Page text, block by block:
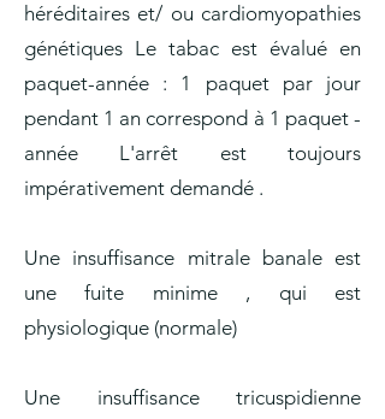
héréditaires et/ ou cardiomyopathies
génétiques Le tabac est évalué en
paquet-année : 1 paquet par jour
pendant 1 an correspond à 1 paquet -
année L'arrêt est toujours
impérativement demandé .
Une insuffisance mitrale banale est
une fuite minime , qui est
physiologique (normale)
Une insuffisance tricuspidienne